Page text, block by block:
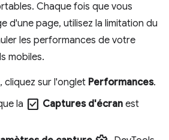
Chaque fois que vous
d'une page, utilisez la limitation du
les performances de votre
mobiles.
cliquez sur l'onglet Performances.
la check_box Captures d'écran est